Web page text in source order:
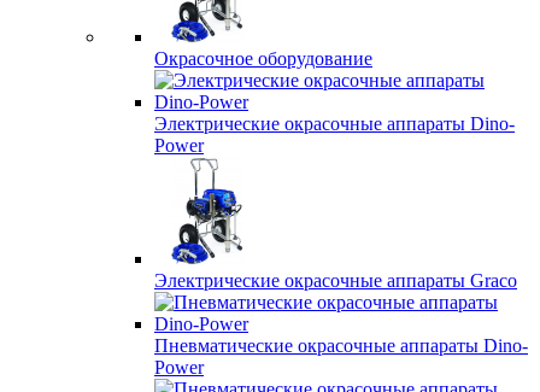
Окрасочное оборудование
Электрические окрасочные аппараты Dino-
Power
Электрические окрасочные аппараты Graco
Пневматические окрасочные аппараты Dino-
Power